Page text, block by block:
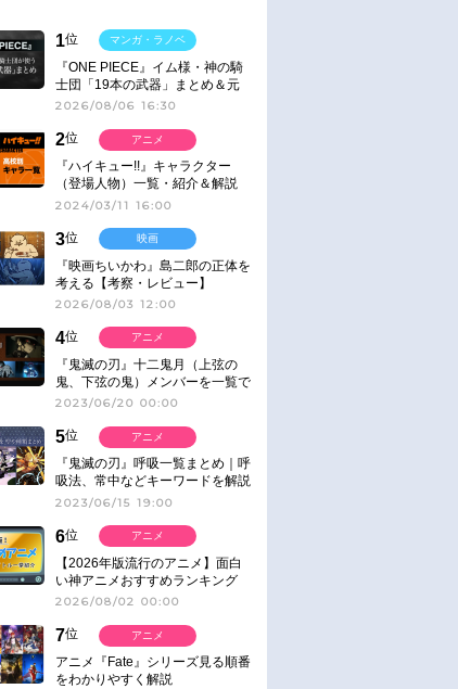
1位
『ONE PIECE』イム様・神の騎
士団「19本の武器」まとめ＆元
ネタ
2026/08/06 16:30
マンガ・ラノベ
2位
『ハイキュー!!』キャラクター
（登場人物）一覧・紹介＆解説
2024/03/11 16:00
アニメ
3位
『映画ちいかわ』島二郎の正体を
考える【考察・レビュー】
2026/08/03 12:00
映画
4位
『鬼滅の刃』十二鬼月（上弦の
鬼、下弦の鬼）メンバーを一覧で
紹介＆解説（登場鬼の情報まと
2023/06/20 00:00
アニメ
5位
『鬼滅の刃』呼吸一覧まとめ｜呼
吸法、常中などキーワードを解説
2023/06/15 19:00
アニメ
6位
【2026年版流行のアニメ】面白
い神アニメおすすめランキング
【名作・話題作】｜ジャンル別人
2026/08/02 00:00
アニメ
7位
アニメ『Fate』シリーズ見る順番
をわかりやすく解説
アニメ